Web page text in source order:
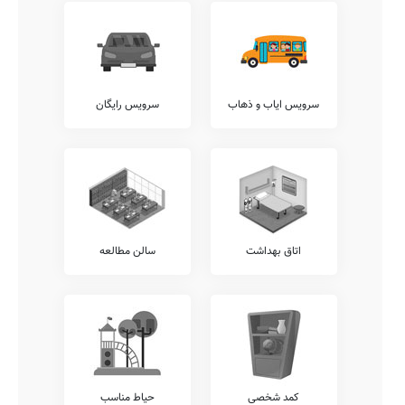
آکادمی زبان
وجود آکادمی های زبان متمایز از واحدهای درسی مصوب آموزش پرورش،
نقطه قوت مهمی برای مدارس خوب محسوب میشود. متاسفانه این مدرسه
اغلب مدارس کشور در کنار خدمات آموزشی مرسوم، خدمات دیگری را نیز
در راستای تقویت توان علمی و ایجاد روحیه نشاط و تعالی در دانش آموزان
نظیر خدمات سامانه ارتباط آنلاین مدرسه با دانش آموز، ارتباط مستمر
مشاوران تحصیلی با اولیاء، نگهداری کیف و کتاب دانش آموزان (کیف در
مدرسه)، سامانه برگزاری کلاس های آنلاین آموزشی، و... ارائه می نمایند.
در این میان خدمات متنوع دیگری نیز نظیر امکان امانت گذاری تبلت یا
مشاوره ایِ خانواده، و... قابل ارائه می باشند.
شما می توانید جهت کسب اطلاع دقیق از وجود یا عدم وجود این خدمات با
مدیریت دبستان رسالت، ارتباط مستقیم برقرار نمایید.
آزمون هماهنگ
اطلاع دارید که برخی از مدارس، بجهت سنجش دقیقتر وضعیت دانش
سرویس ایاب و ذهاب سرویس رایگان
اتاق بهداشت سالن مطالعه
کمد شخصی حیاط مناسب